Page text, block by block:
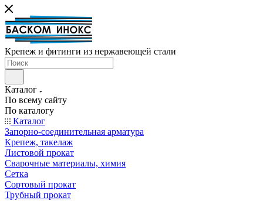
Крепеж и фитинги из нержавеющей стали
Каталог
По всему сайту
По каталогу
Каталог
Запорно-соединительная арматура
Крепеж, такелаж
Листовой прокат
Сварочные материалы, химия
Сетка
Сортовый прокат
Трубный прокат